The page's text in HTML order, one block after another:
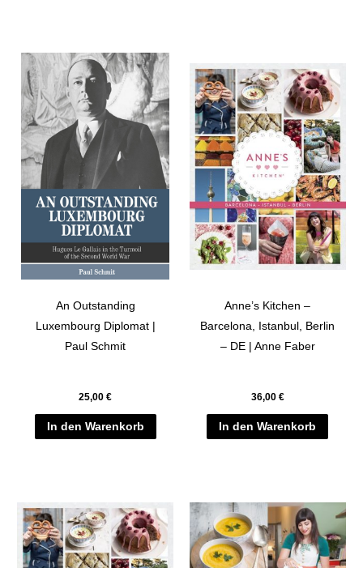
An Outstanding
Luxembourg Diplomat |
Paul Schmit
25,00€
In den Warenkorb
Anne’s Kitchen –
Barcelona, Istanbul, Berlin
– DE | Anne Faber
36,00 €
In den Warenkorb